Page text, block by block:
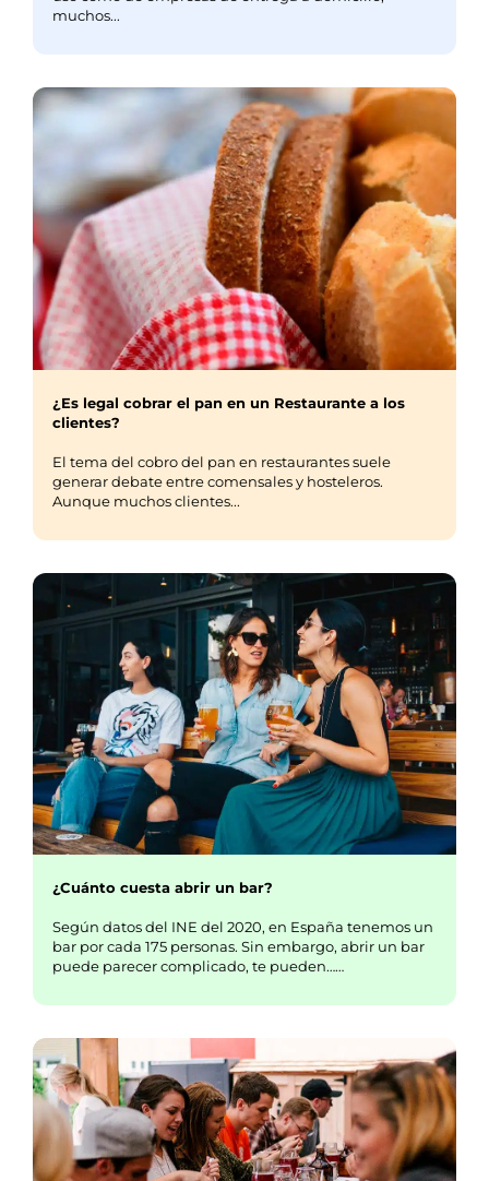
muchos...
¿Es legal cobrar el pan en un Restaurante a los
clientes?
El tema del cobro del pan en restaurantes suele
generar debate entre comensales y hosteleros.
Aunque muchos clientes...
¿Cuánto cuesta abrir un bar?
Según datos del INE del 2020, en España tenemos un
bar por cada 175 personas. Sin embargo, abrir un bar
puede parecer complicado, te pueden……